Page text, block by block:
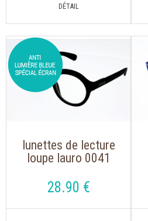
lunettes de lecture
loupe lauro 0041
28.90 €